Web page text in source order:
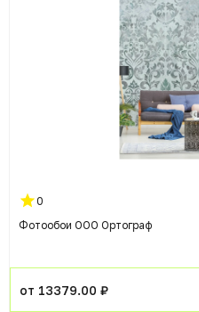
0
Фотообои ООО Ортограф
от 13379.00 ₽